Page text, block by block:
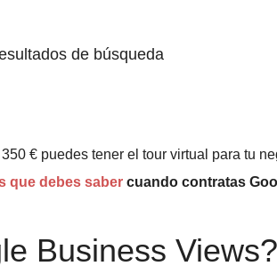
de búsqueda
€ puedes tener el tour virtual para tu
que debes saber cuando contratas
Business Views?